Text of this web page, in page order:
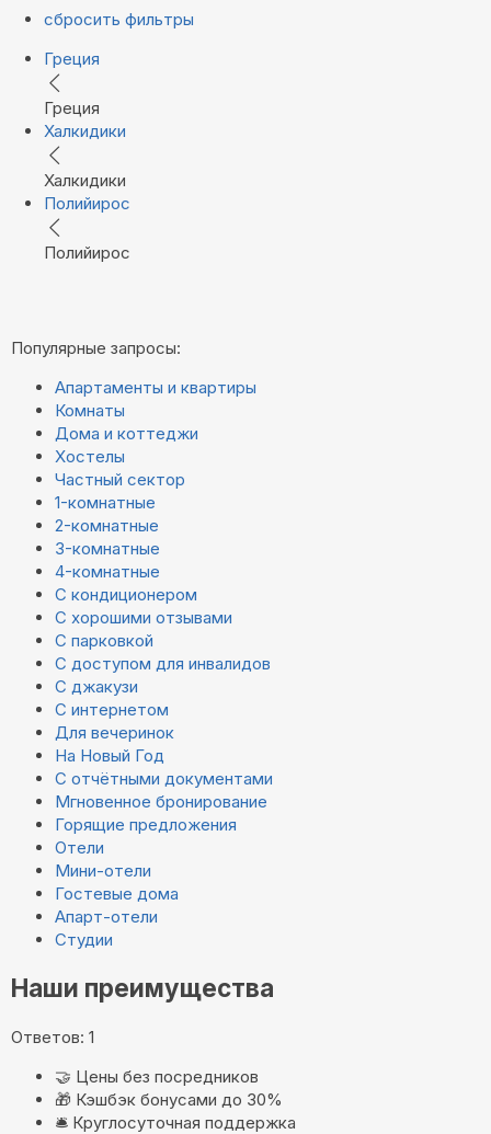
сбросить фильтры
Греция
Греция
Халкидики
Халкидики
Полийирос
Полийирос
Популярные запросы:
Апартаменты и квартиры
Комнаты
Дома и коттеджи
Хостелы
Частный сектор
1-комнатные
2-комнатные
3-комнатные
4-комнатные
С кондиционером
С хорошими отзывами
С парковкой
С доступом для инвалидов
С джакузи
С интернетом
Для вечеринок
На Новый Год
С отчётными документами
Мгновенное бронирование
Горящие предложения
Отели
Мини-отели
Гостевые дома
Апарт-отели
Студии
Наши преимущества
Ответов: 1
🤝 Цены без посредников
🎁 Кэшбэк бонусами до 30%
🛎️ Круглосуточная поддержка